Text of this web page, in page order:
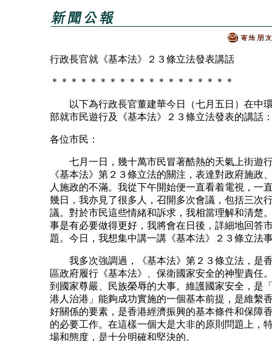
行政長官就《基本法》２３條立法發表講話
＊＊＊＊＊＊＊＊＊＊＊＊＊＊＊＊＊＊＊
以下為行政長官董建華今日（七月五日）在中
部就市民遊行及《基本法》２３條立法發表的講話
各位市民：
七月一日，幾十萬市民冒著酷熱的天氣上街遊
《基本法》第２３條立法的關注，表達對政府施政
人施政的不滿。我從下午開始便一直看着電視，一
幾日，我亦見了很多人，召開多次會議，包括三次
議。對於市民這些情緒和訴求，我相當理解和清楚
事是有必要做得更好，我將會在日後，詳細地回答
題。今日，我想集中講一講《基本法》２３條立法
我多次強調過，《基本法》第２３條立法，是
區政府履行《基本法》、保衛國家安全的神聖責任
到國家尊嚴、民族榮辱的大事。維護國家安全，是
港人治港」能夠成功實施的一個基本前提，是維繫
好關係的要素，是香港經濟振興的基本條件和保障
的必要工作。在這樣一個大是大非的原則問題上，
場和態度，是十分明確和堅決的。